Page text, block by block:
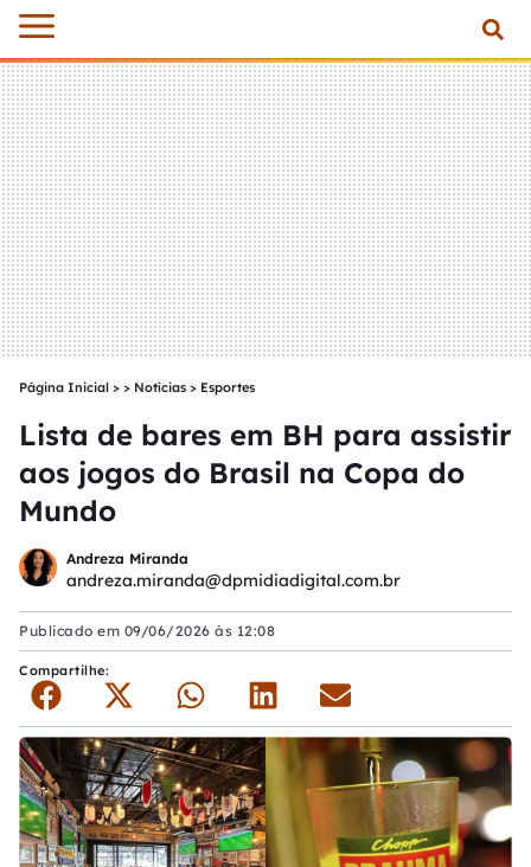
Página Inicial > Notícias > Esportes
Lista de bares em BH para assistir
aos jogos do Brasil na Copa do
Mundo
Andreza Miranda
andreza.miranda@dpmidiadigital.com.br
Publicado em 09/06/2026 às 12:08
Compartilhe: